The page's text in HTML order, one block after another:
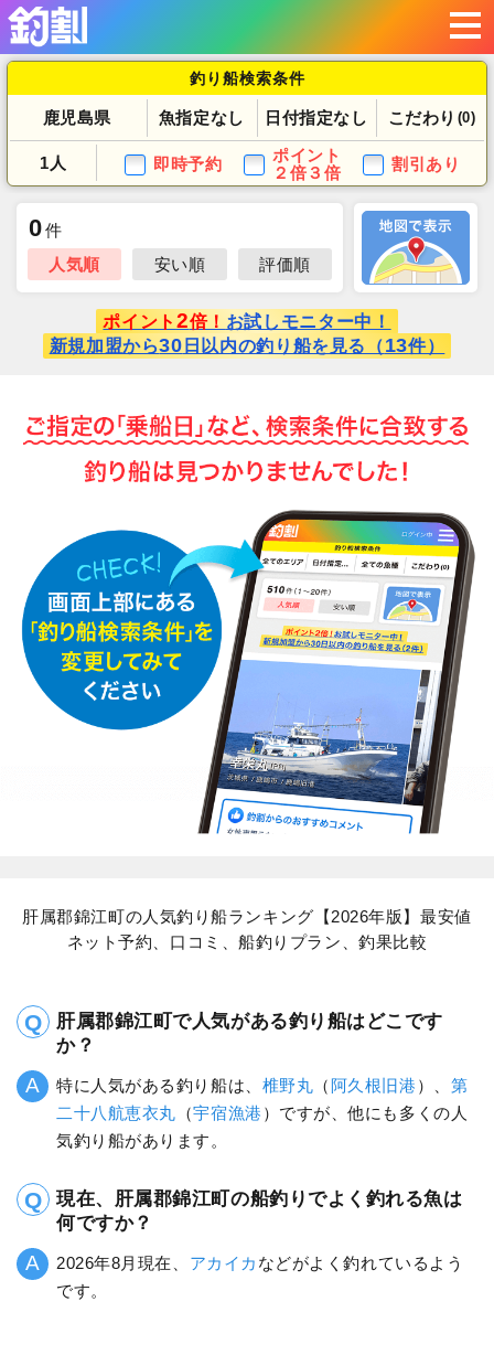
釣り船検索条件
鹿児島県 魚指定なし 日付指定なし こだわり (0)
1人 即時予約
ポイント
２倍３倍
割引あり
0件
人気順
安い順 評価順
ポイント 2倍！ お試しモニター中！
新規加盟から30 日以内の釣り船を見る（13件）
肝属郡錦江町の人気釣り船ランキング【2026年版】最安値
ネット予約、口コミ、船釣りプラン、釣果比較
肝属郡錦江町で人気がある釣り船はどこです
か？
特に人気がある釣り船は、 椎野丸 （ 阿久根旧港 ）、 第
二十八航恵衣丸 （宇宿漁港 ）ですが、他にも多くの人
気釣り船があります。
現在、肝属郡錦江町の船釣りでよく釣れる魚は
何ですか？
2026年8月現在、 アカイカ などがよく釣れているよう
です。